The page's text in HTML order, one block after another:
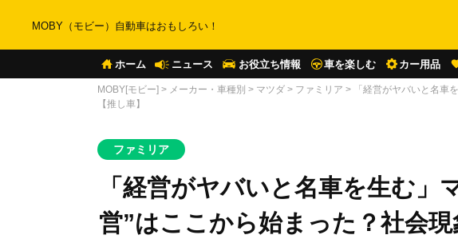
MOBY（モビー）自動車はおもしろい！
ホーム ニュース お役立ち情報 車を楽しむ カー用品
MOBY[モビー] > メーカー・車種別 > マツダ > ファミリア >
「経営がヤバいと名車
【推し車】
ファミリア
「経営がヤバいと名車を生む」
営”はここから始まった？社会